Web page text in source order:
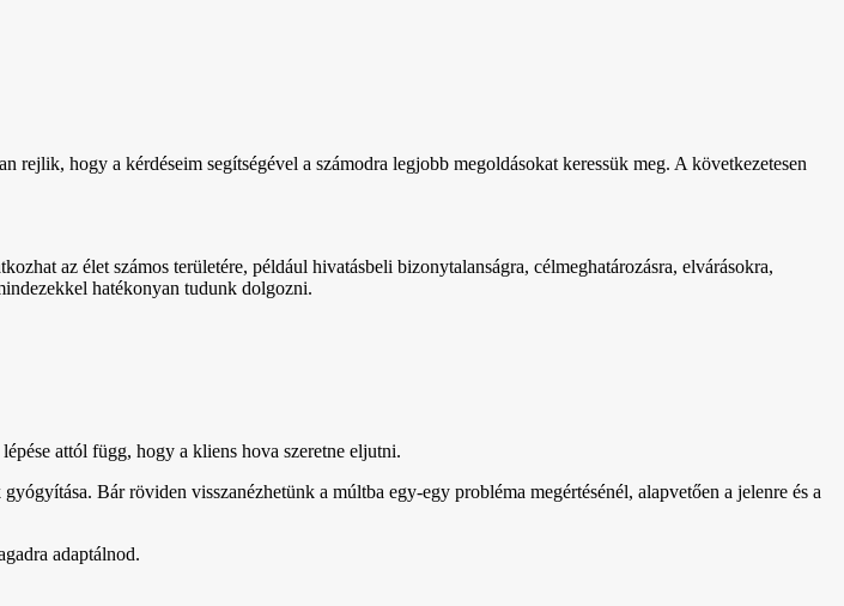
hogy a kérdéseim segítségével a számodra legjobb megoldásokat keressük meg. A következetesen
az élet számos területére, például hivatásbeli bizonytalanságra, célmeghatározásra, elvárásokra,
hatékonyan tudunk dolgozni.
attól függ, hogy a kliens hova szeretne eljutni.
Bár röviden visszanézhetünk a múltba egy-egy probléma megértésénél, alapvetően a jelenre és a
adaptálnod.